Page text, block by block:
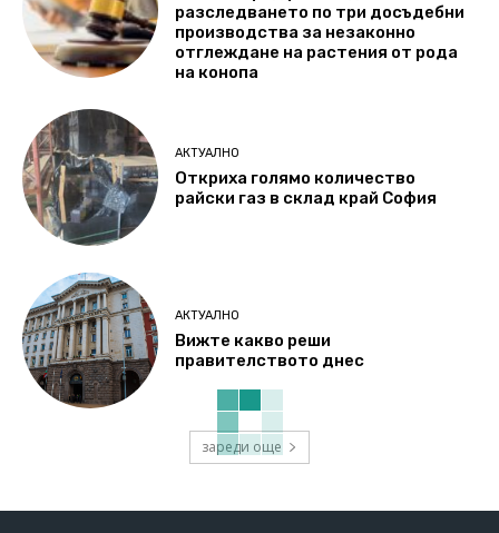
разследването по три досъдебни
производства за незаконно
отглеждане на растения от рода
на конопа
АКТУАЛНО
Откриха голямо количество
райски газ в склад край София
АКТУАЛНО
Вижте какво реши
правителството днес
зареди още